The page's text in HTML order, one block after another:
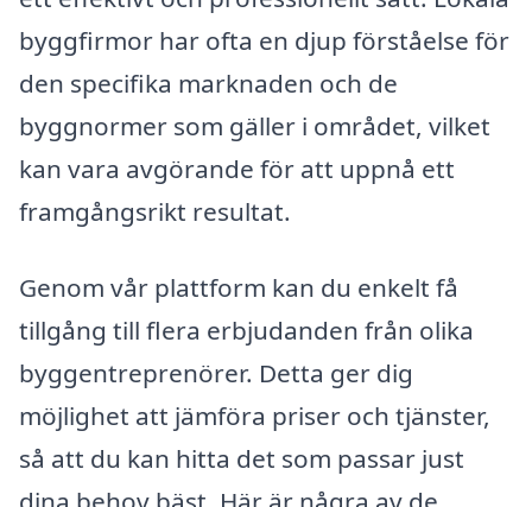
byggfirmor har ofta en djup förståelse för
den specifika marknaden och de
byggnormer som gäller i området, vilket
kan vara avgörande för att uppnå ett
framgångsrikt resultat.
Genom vår plattform kan du enkelt få
tillgång till flera erbjudanden från olika
byggentreprenörer. Detta ger dig
möjlighet att jämföra priser och tjänster,
så att du kan hitta det som passar just